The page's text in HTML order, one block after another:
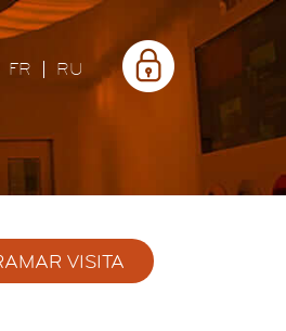
FR RU
Área
privada
VISITA